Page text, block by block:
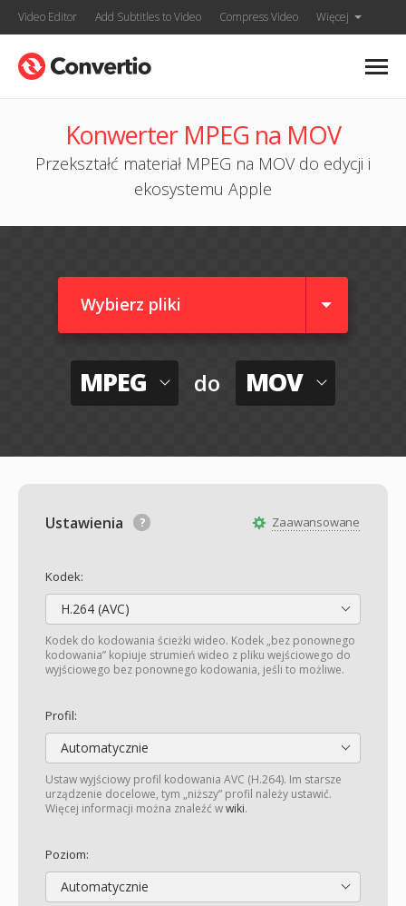
Video Editor Add Subtitles to Video Compress Video Więcej
Konwerter MPEG na MOV
Przekształć materiał MPEG na MOV do edycji i
ekosystemu Apple
Wybierz pliki
MPEG do MOV
Zaawansowane
Ustawienia
Kodek:
H.264 (AVC)
Kodek do kodowania ścieżki wideo. Kodek „bez ponownego
kodowania” kopiuje strumień wideo z pliku wejściowego do
wyjściowego bez ponownego kodowania, jeśli to możliwe.
Profil:
Automatycznie
Ustaw wyjściowy profil kodowania AVC (H.264). Im starsze
urządzenie docelowe, tym „niższy” profil należy ustawić.
Więcej informacji można znaleźć wwiki.
Poziom:
Automatycznie